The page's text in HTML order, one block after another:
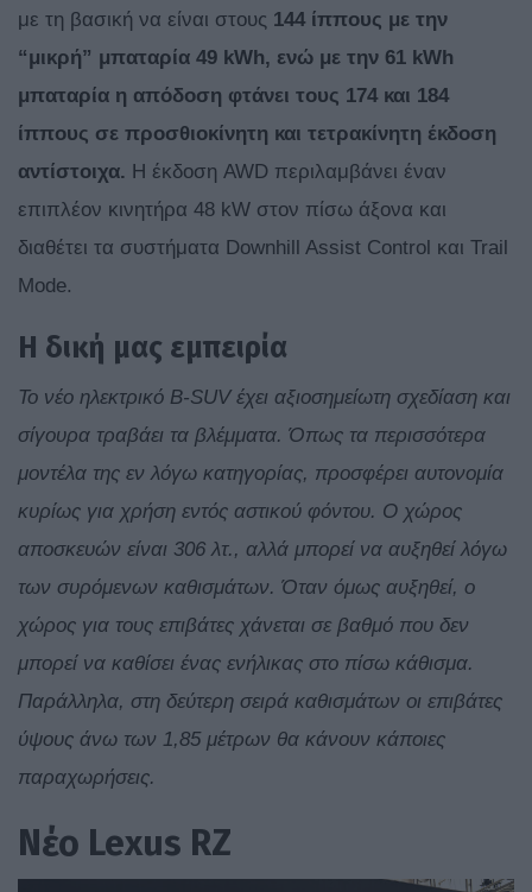
με τη βασική να είναι στους 144 ίππους με την
“μικρή” μπαταρία 49 kWh, ενώ με την 61 kWh
μπαταρία η απόδοση φτάνει τους 174 και 184
ίππους σε προσθιοκίνητη και τετρακίνητη έκδοση
αντίστοιχα. Η έκδοση AWD περιλαμβάνει έναν
επιπλέον κινητήρα 48 kW στον πίσω άξονα και
διαθέτει τα συστήματα Downhill Assist Control και Trail
Mode.
Η δική μας εμπειρία
Το νέο ηλεκτρικό B-SUV έχει αξιοσημείωτη σχεδίαση και
σίγουρα τραβάει τα βλέμματα. Όπως τα περισσότερα
μοντέλα της εν λόγω κατηγορίας, προσφέρει αυτονομία
κυρίως για χρήση εντός αστικού φόντου. Ο χώρος
αποσκευών είναι 306 λτ., αλλά μπορεί να αυξηθεί λόγω
των συρόμενων καθισμάτων. Όταν όμως αυξηθεί, ο
χώρος για τους επιβάτες χάνεται σε βαθμό που δεν
μπορεί να καθίσει ένας ενήλικας στο πίσω κάθισμα.
Παράλληλα, στη δεύτερη σειρά καθισμάτων οι επιβάτες
ύψους άνω των 1,85 μέτρων θα κάνουν κάποιες
παραχωρήσεις.
Νέο Lexus RZ